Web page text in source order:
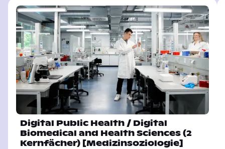
Digital Public Health / Digital
Biomedical and Health Sciences (2
Kernfächer) [Medizinsoziologie]